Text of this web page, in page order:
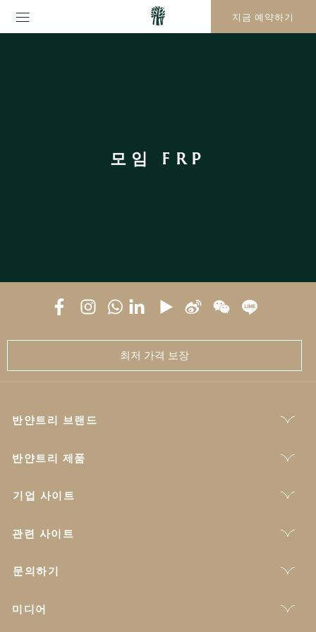
지금 예약하기
모임 FRP
최저 가격 보장
반얀트리 브랜드
반얀트리 제품
기업 사이트
관련 사이트
문의하기
미디어